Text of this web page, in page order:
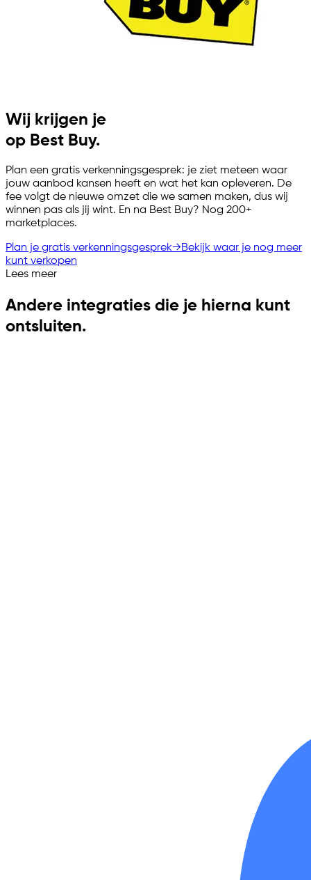
Wij krijgen je
op Best Buy.
Plan een gratis verkenningsgesprek: je ziet meteen waar
jouw aanbod kansen heeft en wat het kan opleveren. De
fee volgt de nieuwe omzet die we samen maken, dus wij
winnen pas als jij wint. En na Best Buy? Nog 200+
marketplaces.
Plan je gratis verkenningsgesprek→Bekijk waar je nog meer
kunt verkopen
Lees meer
Andere integraties die je hierna kunt
ontsluiten.